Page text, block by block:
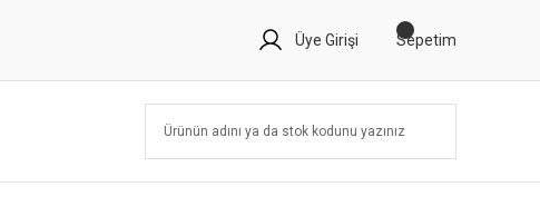
Üye Girişi Sepetim